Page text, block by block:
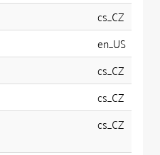
cs_CZ
en_US
cs_CZ
cs_CZ
cs_CZ